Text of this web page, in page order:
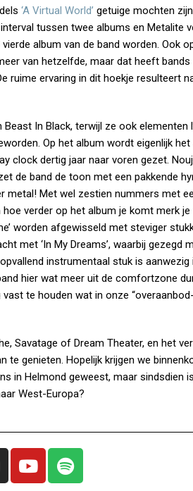
‘A Virtual World’ getuige mochten
tussen twee albums en Metalite
album van de band worden. Ook
van hetzelfde, maar dat heeft
ruime ervaring in dit hoekje resulteert
In Black, terwijl ze ook elementen
Op het album wordt eigenlijk het
clock dertig jaar naar voren gezet.
de band de toon met een pakkende
Met wel zestien nummers met
verder op het album je komt merk
worden afgewisseld met steviger
met ‘In My Dreams’, waarbij gezegd
instrumentaal stuk is aanwezig
hier wat meer uit de comfortzone
te houden wat in onze
Savatage of Dream Theater, en het
te genieten. Hopelijk krijgen we
in Helmond geweest, maar sindsdien
West-Europa?